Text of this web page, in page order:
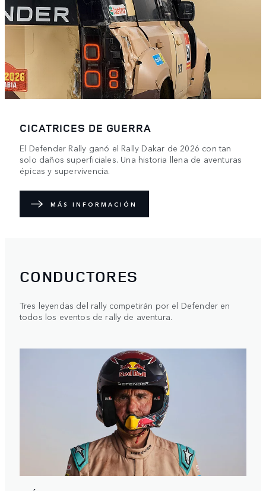
CICATRICES DE GUERRA
El Defender Rally ganó el Rally Dakar de 2026 con tan
solo daños superficiales. Una historia llena de aventuras
épicas y supervivencia.
MÁS INFORMACIÓN
CONDUCTORES
Tres leyendas del rally competirán por el Defender en
todos los eventos de rally de aventura.